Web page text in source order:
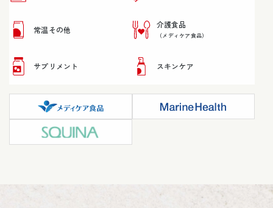
常温その他 介護食品
（メディケア食品）
サプリメント スキンケア